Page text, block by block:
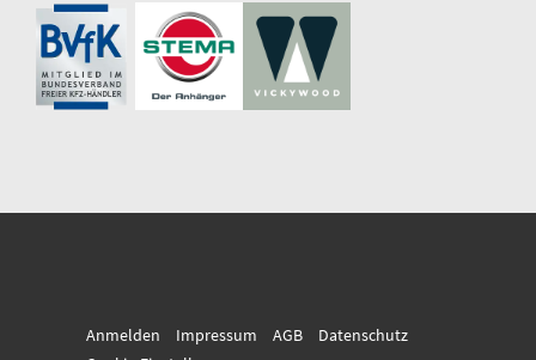
Anmelden Impressum AGB
Datenschutz